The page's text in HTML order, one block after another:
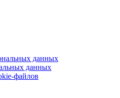
данных
данных
файлов